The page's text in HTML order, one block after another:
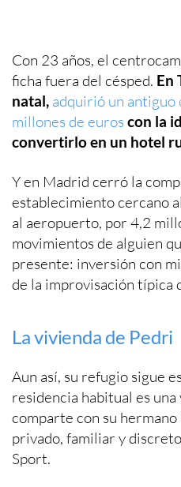
Con 23 años, el
ficha fuera del césped. En
natal, adquirió un antiguo
millones de euros con la
convertirlo en un hotel
Y en Madrid cerró la
establecimiento cercano
al aeropuerto, por 4,2
movimientos de alguien
presente: inversión con
de la improvisación típica
La vivienda de Pedri
Aun así, su refugio sigue
residencia habitual es
comparte con su
privado, familiar y
Sport.